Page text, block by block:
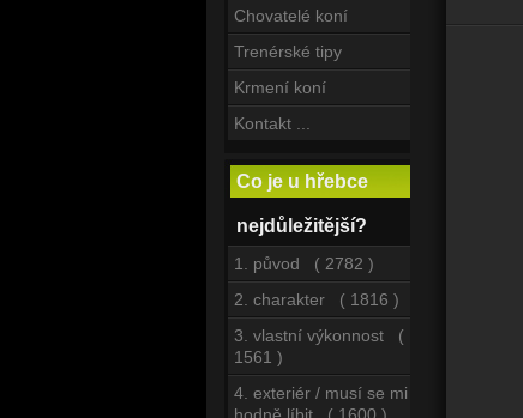
Chovatelé koní
Trenérské tipy
Krmení koní
Kontakt ...
Co je u hřebce
nejdůležitější?
1. původ ( 2782 )
2. charakter ( 1816 )
3. vlastní výkonnost (
1561 )
4. exteriér / musí se mi